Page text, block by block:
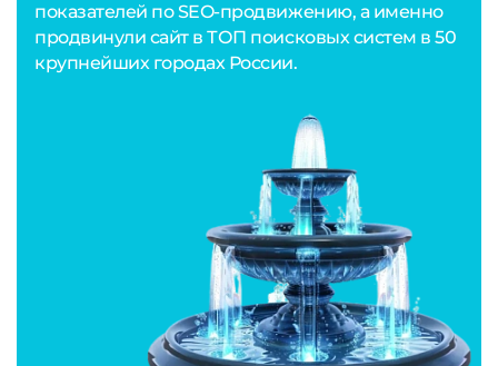
показателей по SEO-продвижению, а именно
продвинули сайт в ТОП поисковых систем в 50
крупнейших городах России.